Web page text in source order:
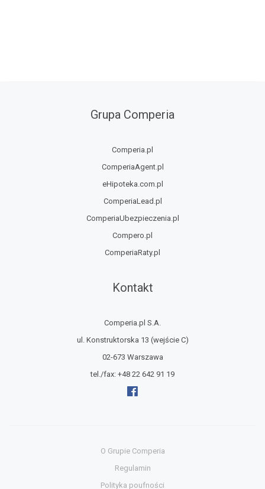
Grupa Comperia
Comperia.pl
ComperiaAgent.pl
eHipoteka.com.pl
ComperiaLead.pl
ComperiaUbezpieczenia.pl
Compero.pl
ComperiaRaty.pl
Kontakt
Comperia.pl S.A.
ul. Konstruktorska 13 (wejście C)
02-673 Warszawa
tel./fax: +48 22 642 91 19
O Grupie Comperia
Regulamin
Polityka poufności